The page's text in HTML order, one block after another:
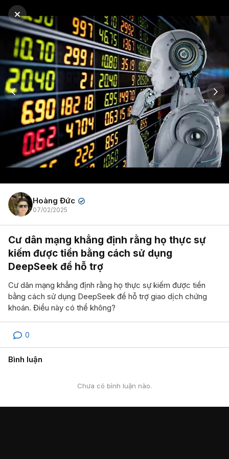
Hoàng Đức ✔
07/02/2025
Cư dân mạng khẳng định rằng họ thực sự
kiếm được tiền bằng cách sử dụng
DeepSeek để hỗ trợ
Cư dân mạng khẳng định rằng họ thực sự kiếm được tiền
bằng cách sử dụng DeepSeek để hỗ trợ giao dịch chứng
khoán. Điều này có thể không?
0
Bình luận
Chưa có bình luận nào.